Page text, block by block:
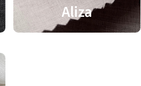
Aliza